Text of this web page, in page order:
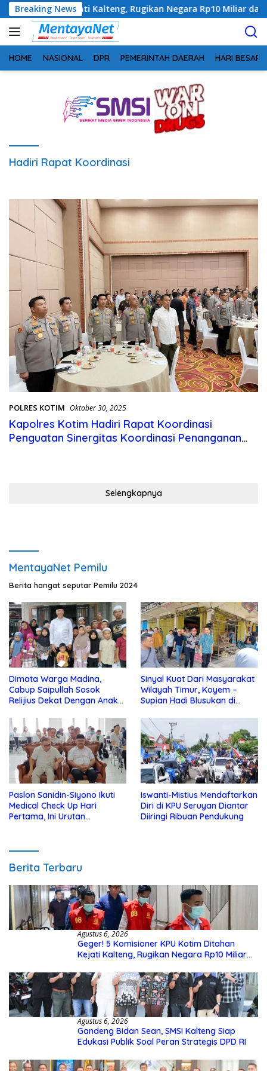
Langsung
ke
konten
Breaking News
Kejati Kalteng, Rugikan Negara Rp10 Miliar dari Dana
HOME NASIONAL DPR PEMERINTAH DAERAH HARI BESAR
Hadiri Rapat Koordinasi
POLRES KOTIM Oktober 30, 2025
Kapolres Kotim Hadiri Rapat Koordinasi
Penguatan Sinergitas Koordinasi Penanganan
Selengkapnya
MentayaNet Pemilu
Berita hangat seputar Pemilu 2024
Dimata Warga Madina,
Cabup Saipullah Sosok
Relijius Dekat Dengan Anak
Sinyal Kuat Dari Masyarakat
Wilayah Timur, Koyem –
Supian Hadi Blusukan di
Paslon Sanidin-Siyono Ikuti
Medical Check Up Hari
Pertama, Ini Urutan
Iswanti-Mistius Mendaftarkan
Diri di KPU Seruyan Diantar
Diiringi Ribuan Pendukung
Berita Terbaru
Agustus 6, 2026
Geger! 5 Komisioner KPU Kotim Ditahan
Kejati Kalteng, Rugikan Negara Rp10 Miliar
Agustus 6, 2026
Gandeng Bidan Sean, SMSI Kalteng Siap
Edukasi Publik Soal Peran Strategis DPD RI